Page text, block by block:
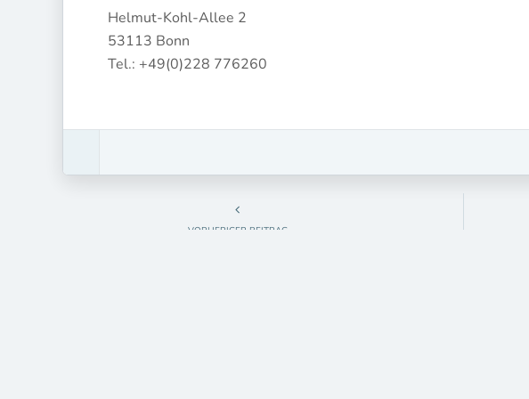
Helmut-Kohl-Allee 2
53113 Bonn
Tel.: +49(0)228 776260
VORHERIGER BEITRAG